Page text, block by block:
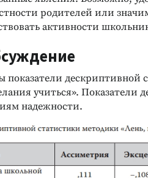
родителей или
активности
показатели дескриптивной
учиться». Показатели
надежности.